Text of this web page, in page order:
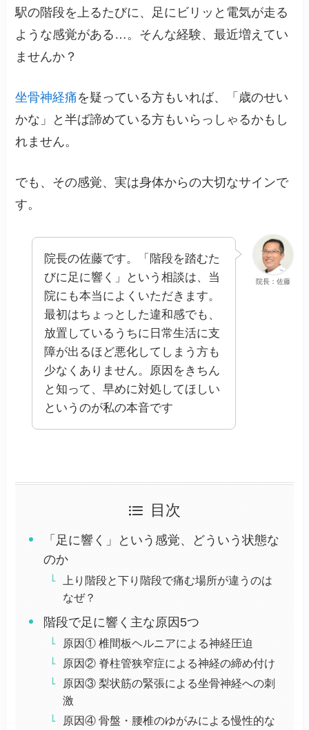
駅の階段を上るたびに、足にビリッと電気が走る
ような感覚がある…。そんな経験、最近増えてい
ませんか？
坐骨神経痛を疑っている方もいれば、「歳のせい
かな」と半ば諦めている方もいらっしゃるかもし
れません。
でも、その感覚、実は身体からの大切なサインで
す。
院長：佐藤
院長の佐藤です。「階段を踏むた
びに足に響く」という相談は、当
院にも本当によくいただきます。
最初はちょっとした違和感でも、
放置しているうちに日常生活に支
障が出るほど悪化してしまう方も
少なくありません。原因をきちん
と知って、早めに対処してほしい
というのが私の本音です
目次
「足に響く」という感覚、どういう状態な
のか
上り階段と下り階段で痛む場所が違うのは
なぜ？
階段で足に響く主な原因5つ
原因① 椎間板ヘルニアによる神経圧迫
原因② 脊柱管狭窄症による神経の締め付け
原因③ 梨状筋の緊張による坐骨神経への刺
激
原因④ 骨盤・腰椎のゆがみによる慢性的な